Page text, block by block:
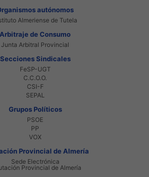
autónomos
Almeriense de Tutela
Arbitraje de Consumo
Junta Arbitral Provincial
Secciones Sindicales
FeSP-UGT
C.C.O.O.
CSI-F
SEPAL
Grupos Políticos
PSOE
PP
VOX
Provincial de Almería
Sede Electrónica
Provincial de Almería